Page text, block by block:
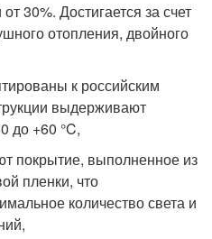
30%. Достигается за счет
отопления, двойного
к российским
выдерживают
до +60 °C,
покрытие, выполненное из
пленки, что
количество света и